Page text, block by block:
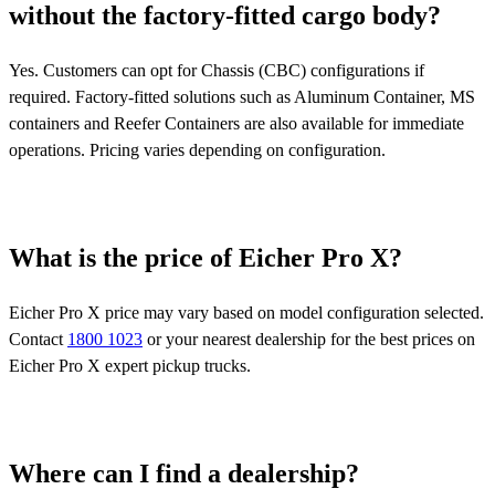
without the factory-fitted cargo body?
Yes. Customers can opt for Chassis (CBC) configurations if
required. Factory-fitted solutions such as Aluminum Container, MS
containers and Reefer Containers are also available for immediate
operations. Pricing varies depending on configuration.
What is the price of Eicher Pro X?
Eicher Pro X price may vary based on model configuration selected.
Contact 1800 1023 or your nearest dealership for the best prices on
Eicher Pro X expert pickup trucks.
Where can I find a dealership?